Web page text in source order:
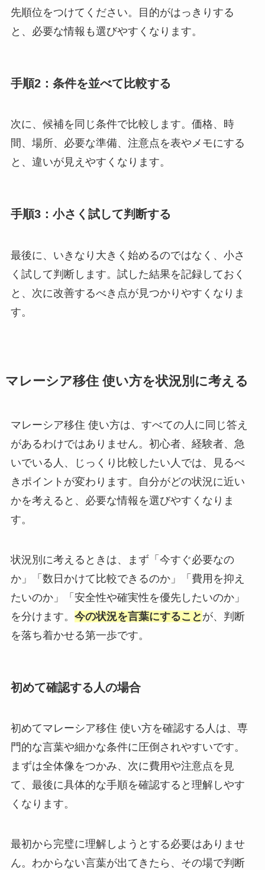
先順位をつけてください。目的がはっきりする
と、必要な情報も選びやすくなります。
手順2：条件を並べて比較する
次に、候補を同じ条件で比較します。価格、時
間、場所、必要な準備、注意点を表やメモにする
と、違いが見えやすくなります。
手順3：小さく試して判断する
最後に、いきなり大きく始めるのではなく、小さ
く試して判断します。試した結果を記録しておく
と、次に改善するべき点が見つかりやすくなりま
す。
マレーシア移住 使い方を状況別に考える
マレーシア移住 使い方は、すべての人に同じ答え
があるわけではありません。初心者、経験者、急
いでいる人、じっくり比較したい人では、見るべ
きポイントが変わります。自分がどの状況に近い
かを考えると、必要な情報を選びやすくなりま
す。
状況別に考えるときは、まず「今すぐ必要なの
か」「数日かけて比較できるのか」「費用を抑え
たいのか」「安全性や確実性を優先したいのか」
を分けます。 今の状況を言葉にすること が、判断
を落ち着かせる第一歩です。
初めて確認する人の場合
初めてマレーシア移住 使い方を確認する人は、専
門的な言葉や細かな条件に圧倒されやすいです。
まずは全体像をつかみ、次に費用や注意点を見
て、最後に具体的な手順を確認すると理解しやす
くなります。
最初から完璧に理解しようとする必要はありませ
ん。わからない言葉が出てきたら、その場で判断